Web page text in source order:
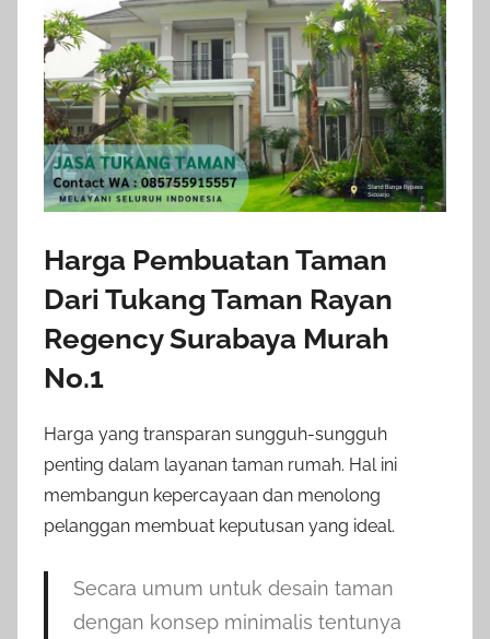
Harga Pembuatan Taman
Dari Tukang Taman Rayan
Regency Surabaya Murah
No.1
Harga yang transparan sungguh-sungguh
penting dalam layanan taman rumah. Hal ini
membangun kepercayaan dan menolong
pelanggan membuat keputusan yang ideal.
Secara umum untuk desain taman
dengan konsep minimalis tentunya